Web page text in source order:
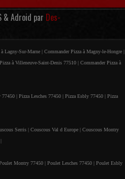
& Adroid par Des-
Lagny-Sur-Marne | Commander Pizza à Magny-le-Hongre |
à Villeneuve-Saint-Denis 77510 | Commander Pizza à
| Pizza Lesches 77450 | Pizza Esbly 77450 | Pizza
Serris | Couscous Val d Europe | Couscous Montry
Montry 77450 | Poulet Lesches 77450 | Poulet Esbly